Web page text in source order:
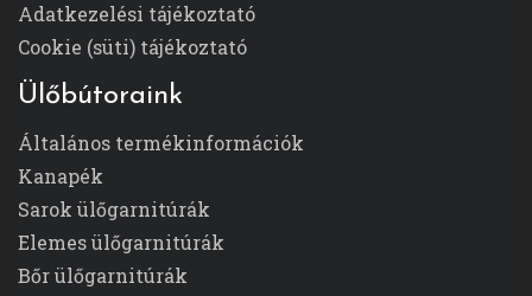
Adatkezelési tájékoztató
Cookie (süti) tájékoztató
Ülőbútoraink
Általános termékinformációk
Kanapék
Sarok ülőgarnitúrák
Elemes ülőgarnitúrák
Bőr ülőgarnitúrák